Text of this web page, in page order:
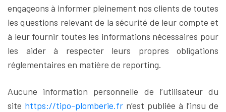
engageons à informer pleinement nos clients de toutes
les questions relevant de la sécurité de leur compte et
à leur fournir toutes les informations nécessaires pour
les aider à respecter leurs propres obligations
réglementaires en matière de reporting.
Aucune information personnelle de l’utilisateur du
site https://tipo-plomberie.fr n’est publiée à l’insu de